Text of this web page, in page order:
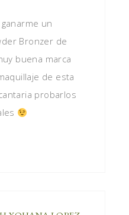
un
Bronzer de
buena marca
de esta
probarlos